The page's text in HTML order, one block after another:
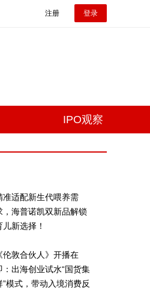
注册 登录
IPO观察
准适配新生代喂养需
，海普诺凯双新品解锁
儿新选择！
《伦敦合伙人》开播在
：出海创业试水“国货集
”模式，带动入境消费反